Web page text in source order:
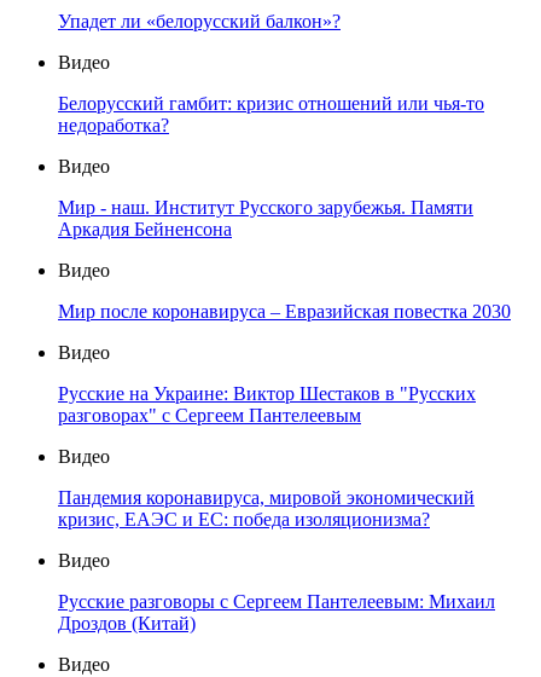
Упадет ли «белорусский балкон»?
Видео
Белорусский гамбит: кризис отношений или чья-то
недоработка?
Видео
Мир - наш. Институт Русского зарубежья. Памяти
Аркадия Бейненсона
Видео
Мир после коронавируса – Евразийская повестка 2030
Видео
Русские на Украине: Виктор Шестаков в "Русских
разговорах" с Сергеем Пантелеевым
Видео
Пандемия коронавируса, мировой экономический
кризис, ЕАЭС и ЕС: победа изоляционизма?
Видео
Русские разговоры с Сергеем Пантелеевым: Михаил
Дроздов (Китай)
Видео